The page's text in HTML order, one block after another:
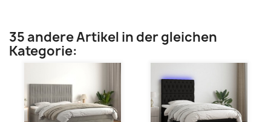
35 andere Artikel in der gleichen
Kategorie: